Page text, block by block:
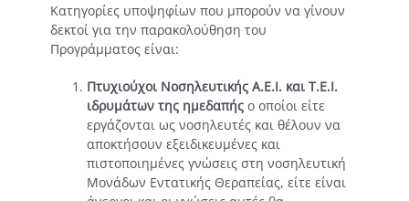
Κατηγορίες υποψηφίων που μπορούν να γίνουν
δεκτοί για την παρακολούθηση του
Προγράμματος είναι:
Πτυχιούχοι Νοσηλευτικής Α.Ε.Ι. και Τ.Ε.Ι.
ιδρυμάτων της ημεδαπής ο οποίοι είτε
εργάζονται ως νοσηλευτές και θέλουν να
αποκτήσουν εξειδικευμένες και
πιστοποιημένες γνώσεις στη νοσηλευτική
Μονάδων Εντατικής Θεραπείας, είτε είναι